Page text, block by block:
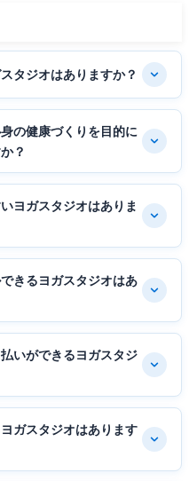
タジオはありますか？
の健康づくりを目的に
？
ヨガスタジオはありま
きるヨガスタジオはあ
いができるヨガスタジ
ガスタジオはあります